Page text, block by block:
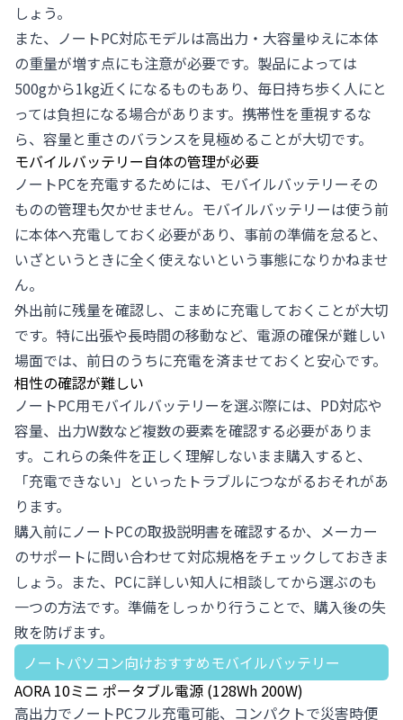
しょう。
また、ノートPC対応モデルは高出力・大容量ゆえに本体
の重量が増す点にも注意が必要です。製品によっては
500gから1kg近くになるものもあり、毎日持ち歩く人にと
っては負担になる場合があります。携帯性を重視するな
ら、容量と重さのバランスを見極めることが大切です。
モバイルバッテリー自体の管理が必要
ノートPCを充電するためには、モバイルバッテリーその
ものの管理も欠かせません。モバイルバッテリーは使う前
に本体へ充電しておく必要があり、事前の準備を怠ると、
いざというときに全く使えないという事態になりかねませ
ん。
外出前に残量を確認し、こまめに充電しておくことが大切
です。特に出張や長時間の移動など、電源の確保が難しい
場面では、前日のうちに充電を済ませておくと安心です。
相性の確認が難しい
ノートPC用モバイルバッテリーを選ぶ際には、PD対応や
容量、出力W数など複数の要素を確認する必要がありま
す。これらの条件を正しく理解しないまま購入すると、
「充電できない」といったトラブルにつながるおそれがあ
ります。
購入前にノートPCの取扱説明書を確認するか、メーカー
のサポートに問い合わせて対応規格をチェックしておきま
しょう。また、PCに詳しい知人に相談してから選ぶのも
一つの方法です。準備をしっかり行うことで、購入後の失
敗を防げます。
ノートパソコン向けおすすめモバイルバッテリー
AORA 10ミニ ポータブル電源 (128Wh 200W)
高出力でノートPCフル充電可能、コンパクトで災害時便